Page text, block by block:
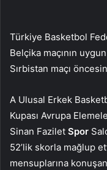
Türkiye Basketbol
Belçika maçının
Sırbistan maçı
A Ulusal Erkek
Kupası Avrupa
Sinan Fazilet Spor
52’lik skorla mağlup
mensuplarına